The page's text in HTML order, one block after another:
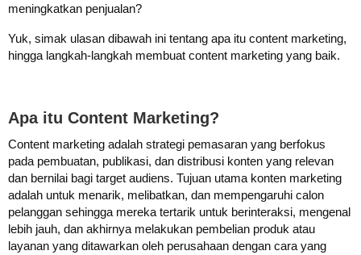
meningkatkan penjualan?
Yuk, simak ulasan dibawah ini tentang apa itu content marketing,
hingga langkah-langkah membuat content marketing yang baik.
Apa itu Content Marketing?
Content marketing adalah strategi pemasaran yang berfokus
pada pembuatan, publikasi, dan distribusi konten yang relevan
dan bernilai bagi target audiens. Tujuan utama konten marketing
adalah untuk menarik, melibatkan, dan mempengaruhi calon
pelanggan sehingga mereka tertarik untuk berinteraksi, mengenal
lebih jauh, dan akhirnya melakukan pembelian produk atau
layanan yang ditawarkan oleh perusahaan dengan cara yang